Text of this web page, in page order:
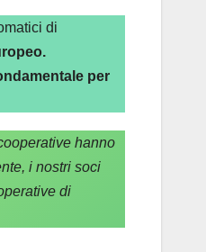
di
per
hanno
i nostri soci
di